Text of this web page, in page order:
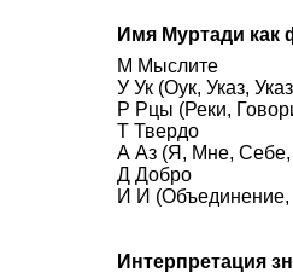
Имя Муртади как
М Мыслите
У Ук (Оук, Указ,
Р Рцы (Реки,
Т Твердо
А Аз (Я, Мне,
Д Добро
И И
Интерпретация